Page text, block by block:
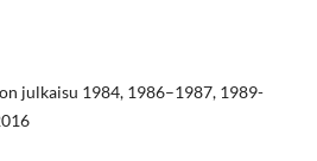
julkaisu 1984, 1986–1987, 1989-